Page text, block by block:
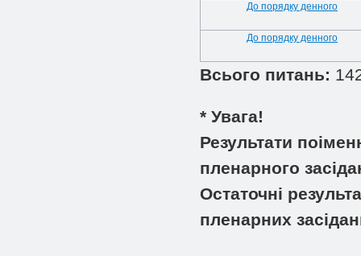
До порядку денного
До порядку денного
Всього питань:
* Увага!
Результати
пленарного
Остаточні
пленарних